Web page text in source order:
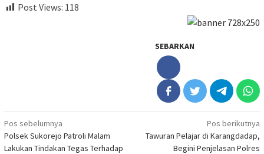
Post Views: 118
SEBARKAN
Navigasi
pos
Pos sebelumnya
Polsek Sukorejo Patroli Malam
Lakukan Tindakan Tegas Terhadap
Pos berikutnya
Tawuran Pelajar di Karangdadap,
Begini Penjelasan Polres